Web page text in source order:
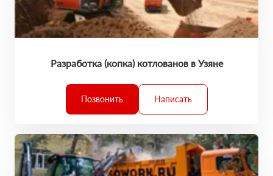
Разработка (копка) котлованов в Узяне
Позвонить Написать